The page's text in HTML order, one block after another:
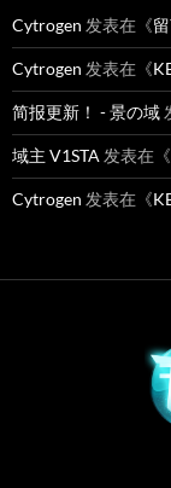
Cytrogen 发表在《
Cytrogen 发表在《
简报更新！ - 景の域
域主 V1STA 发表在《
Cytrogen 发表在《